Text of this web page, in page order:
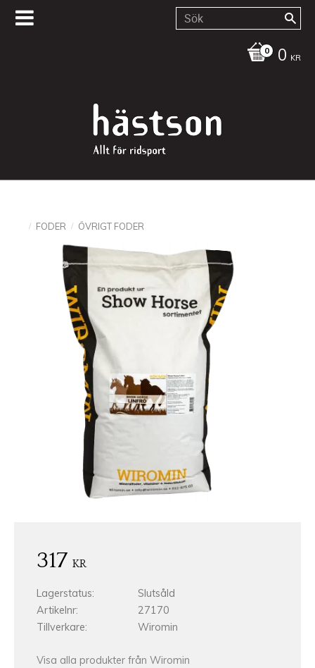
0 KR
FODER ÖVRIGT FODER
317 KR
Lagerstatus
Slutsåld
Artikelnr
27170
Tillverkare
Wiromin
Visa alla produkter från Wiromin